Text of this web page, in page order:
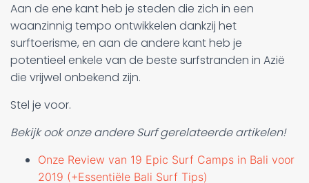
Aan de ene kant heb je steden die zich in een
waanzinnig tempo ontwikkelen dankzij het
surftoerisme, en aan de andere kant heb je
potentieel enkele van de beste surfstranden in Azië
die vrijwel onbekend zijn.
Stel je voor.
Bekijk ook onze andere Surf gerelateerde artikelen!
Onze Review van 19 Epic Surf Camps in Bali voor
2019 (+Essentiële Bali Surf Tips)